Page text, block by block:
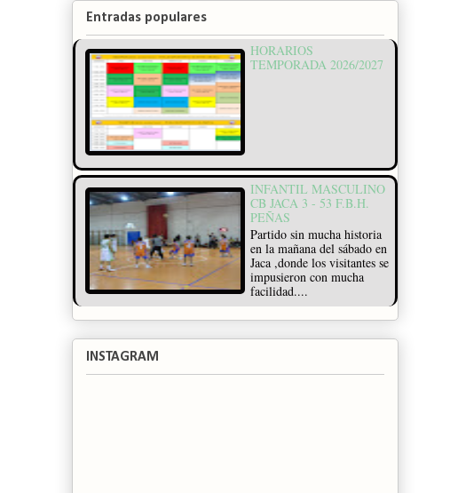
Entradas populares
HORARIOS
TEMPORADA 2026/2027
INFANTIL MASCULINO
CB JACA 3 - 53 F.B.H.
PEÑAS
Partido sin mucha historia
en la mañana del sábado en
Jaca ,donde los visitantes se
impusieron con mucha
facilidad....
INSTAGRAM